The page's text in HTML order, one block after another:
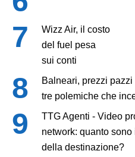
Wizz Air, il costo
del fuel pesa
sui conti
Balneari, prezzi
tre polemiche che
TTG Agenti - Video
network: quanto
della destinazione?